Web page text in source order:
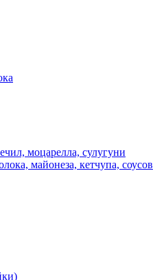
моцарелла, сулугуни
майонеза, кетчупа, соусов